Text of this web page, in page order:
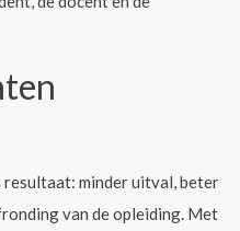
minder uitval, beter
van de opleiding. Met